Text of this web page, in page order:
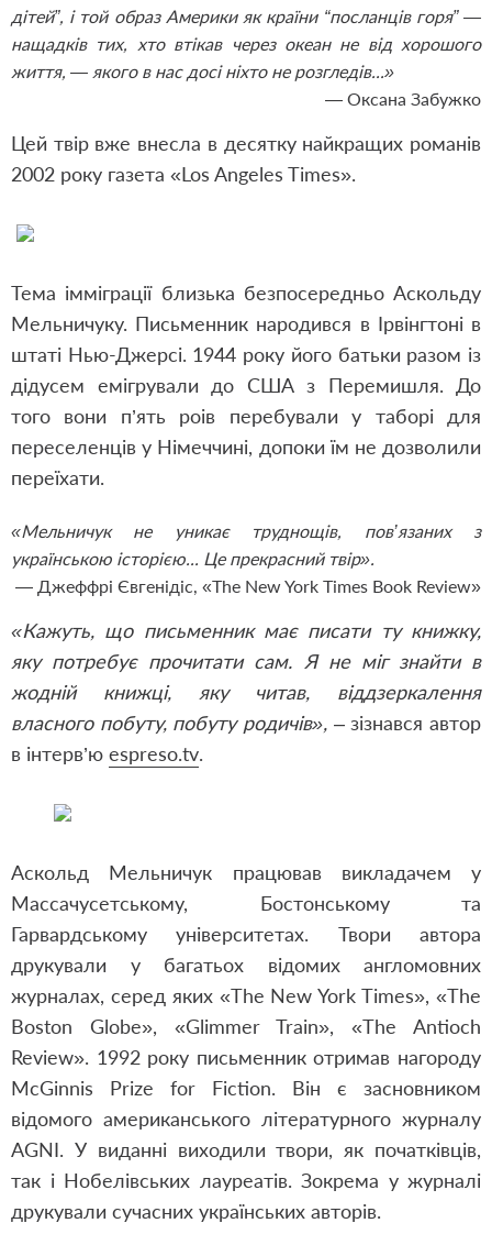
дітей”, і той образ Америки як країни “посланців горя” —
нащадків тих, хто втікав через океан не від хорошого
життя, — якого в нас досі ніхто не розгледів...»
— Оксана Забужко
Цей твір вже внесла в десятку найкращих романів
2002 року газета «Los Angeles Times».
Тема імміграції близька безпосередньо Аскольду
Мельничуку. Письменник народився в Ірвінгтоні в
штаті Нью-Джерсі. 1944 року його батьки разом із
дідусем емігрували до США з Перемишля. До
того вони п’ять роів перебували у таборі для
переселенців у Німеччині, допоки їм не дозволили
переїхати.
«Мельничук не уникає труднощів, пов’язаних з
українською історією... Це прекрасний твір».
— Джеффрі Євгенідіс, «The New York Times Book Review»
«Кажуть, що письменник має писати ту книжку,
яку потребує прочитати сам. Я не міг знайти в
жодній книжці, яку читав, віддзеркалення
власного побуту, побуту родичів», – зізнався автор
в інтерв’ю espreso.tv.
Аскольд Мельничук працював викладачем у
Массачусетському, Бостонському та
Гарвардському університетах. Твори автора
друкували у багатьох відомих англомовних
журналах, серед яких «The New York Times», «The
Boston Globe», «Glimmer Train», «The Antioch
Review». 1992 року письменник отримав нагороду
McGinnis Prize for Fiction. Він є засновником
відомого американського літературного журналу
AGNI. У виданні виходили твори, як початківців,
так і Нобелівських лауреатів. Зокрема у журналі
друкували сучасних українських авторів.